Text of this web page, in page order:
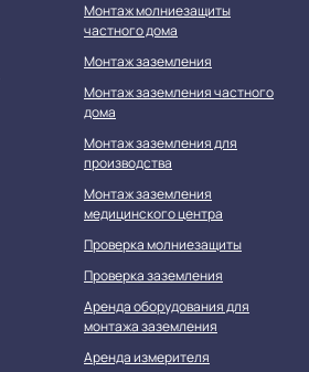
Монтаж молниезащиты
частного дома
Монтаж заземления
Монтаж заземления частного
дома
Монтаж заземления для
производства
Монтаж заземления
медицинского центра
Проверка молниезащиты
Проверка заземления
Аренда оборудования для
монтажа заземления
Аренда измерителя